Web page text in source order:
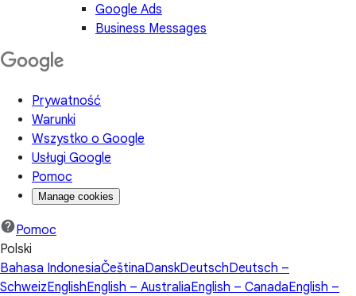
Google Ads
Business Messages
Prywatność
Warunki
Wszystko o Google
Usługi Google
Pomoc
Manage cookies
Pomoc
Polski
Bahasa IndonesiaČeštinaDanskDeutschDeutsch –
SchweizEnglishEnglish – AustraliaEnglish – CanadaEnglish –